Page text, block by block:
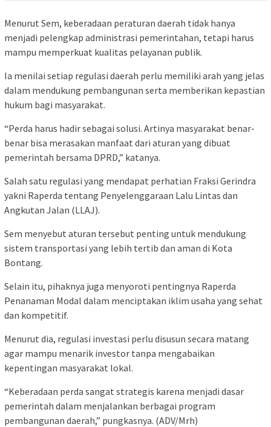
Menurut Sem, keberadaan peraturan daerah tidak hanya
menjadi pelengkap administrasi pemerintahan, tetapi harus
mampu memperkuat kualitas pelayanan publik.
Ia menilai setiap regulasi daerah perlu memiliki arah yang jelas
dalam mendukung pembangunan serta memberikan kepastian
hukum bagi masyarakat.
“Perda harus hadir sebagai solusi. Artinya masyarakat benar-
benar bisa merasakan manfaat dari aturan yang dibuat
pemerintah bersama DPRD,” katanya.
Salah satu regulasi yang mendapat perhatian Fraksi Gerindra
yakni Raperda tentang Penyelenggaraan Lalu Lintas dan
Angkutan Jalan (LLAJ).
Sem menyebut aturan tersebut penting untuk mendukung
sistem transportasi yang lebih tertib dan aman di Kota
Bontang.
Selain itu, pihaknya juga menyoroti pentingnya Raperda
Penanaman Modal dalam menciptakan iklim usaha yang sehat
dan kompetitif.
Menurut dia, regulasi investasi perlu disusun secara matang
agar mampu menarik investor tanpa mengabaikan
kepentingan masyarakat lokal.
“Keberadaan perda sangat strategis karena menjadi dasar
pemerintah dalam menjalankan berbagai program
pembangunan daerah,” pungkasnya. (ADV/Mrh)